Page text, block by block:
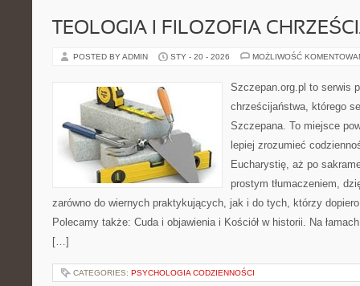
TEOLOGIA I FILOZOFIA
POSTED BY ADMIN STY - 20 - 2026 MOŻLIWOŚĆ
Szczepan.org.pl to serwis
chrześcijaństwa, którego
Szczepana. To miejsce
lepiej zrozumieć
Eucharystię, aż po
prostym tłumaczeniem,
zarówno do wiernych praktykujących, jak i do tych, którzy
Polecamy także: Cuda i objawienia i Kościół w historii. Na
[…]
CATEGORIES: PSYCHOLOGIA CODZIENNOŚCI